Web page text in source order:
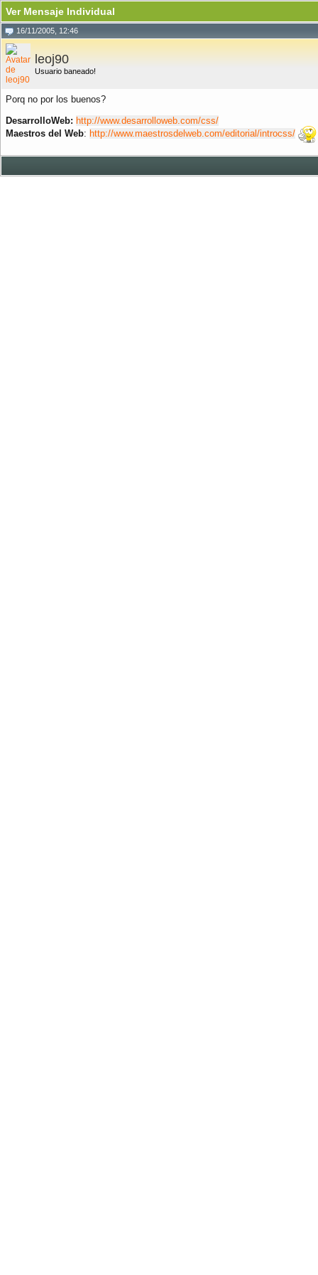
Ver Mensaje Individual
16/11/2005, 12:46
leoj90
Usuario baneado!
Porq no por los buenos?
DesarrolloWeb: http://www.desarrolloweb.com/css/
Maestros del Web: http://www.maestrosdelweb.com/editorial/introcss/